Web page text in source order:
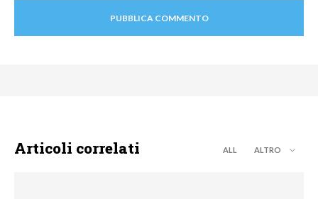
Articoli correlati ALL ALTRO